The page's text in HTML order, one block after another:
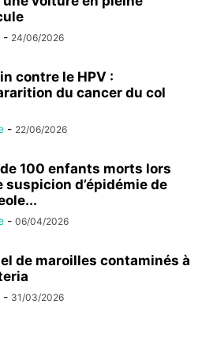
- 24/06/2026
contre le HPV :
du cancer du col
- 22/06/2026
100 enfants morts lors
suspicion d’épidémie de
- 06/04/2026
de maroilles contaminés à
- 31/03/2026